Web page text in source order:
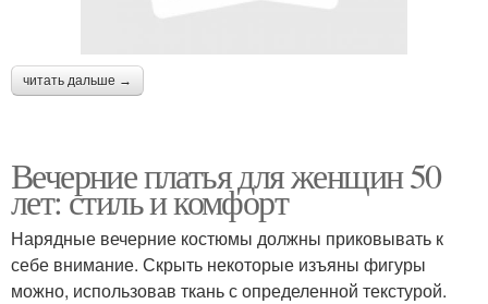
читать дальше →
Вечерние платья для женщин 50
лет: стиль и комфорт
Нарядные вечерние костюмы должны приковывать к
себе внимание. Скрыть некоторые изъяны фигуры
можно, использовав ткань с определенной текстурой.